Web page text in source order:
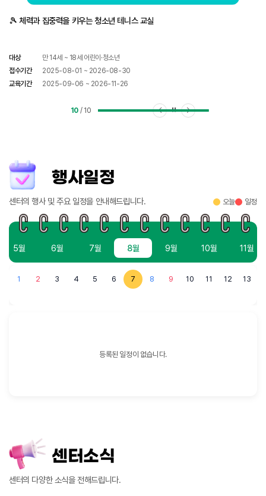
🎾 체력과 집중력을 키우는 청소년 테니스 교실
대상
만 14세 ~ 18세 어린이·청소년
접수기간
2025-08-01 ~ 2026-08-30
교육기간
2025-09-06 ~ 2026-11-26
10 / 10 이전 슬라이드
슬라이드 정지
다음 슬라이드
행사일정
센터의 행사 및 주요 일정을 안내해드립니다. 오늘 일정
5월 6월 7월 8월 9월 10월 11월
1 2 3 4 5 6 7 8 9 10 11 12 13
등록된 일정이 없습니다.
센터소식
센터의 다양한 소식을 전해드립니다.